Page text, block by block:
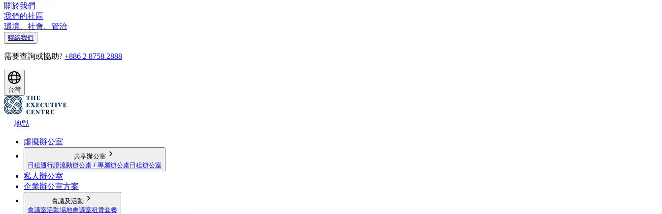
關於我們
我們的社區
環境、社會、管治
聯絡我們
需要查詢或協助? +886 2 8758 2888
台灣
地點
虛擬辦公室
共享辦公室
日租通行證流動辦公桌 / 專屬辦公桌 日租辦公室
私人辦公室
企業辦公室方案
會議及活動
會議室活動場地會議室租賃套餐